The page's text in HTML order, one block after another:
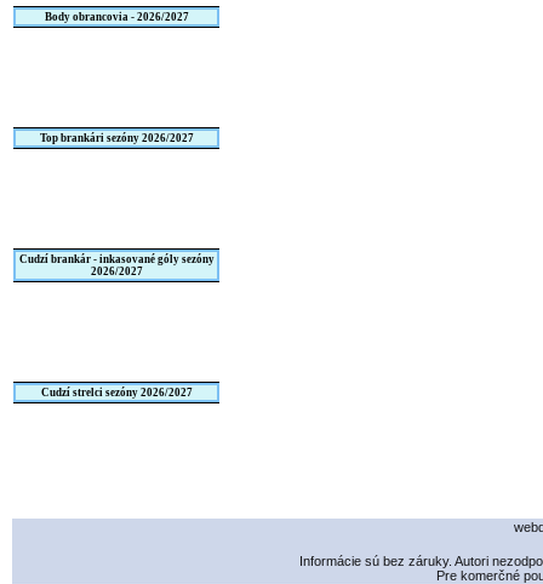
Body obrancovia - 2026/2027
Top brankári sezóny 2026/2027
Cudzí brankár - inkasované góly sezóny
2026/2027
Cudzí strelci sezóny 2026/2027
Informácie sú bez záruky. Autori
Pre komerčné